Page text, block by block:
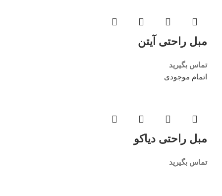
مبل راحتی آیتن
تماس بگیرید
اتمام موجودی
مبل راحتی دیاکو
تماس بگیرید